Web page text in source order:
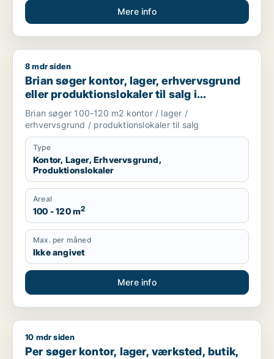
Mere info
Brian søger kontor, lager, erhvervsgrund eller
8 mdr siden
Brian søger kontor, lager, erhvervsgrund
eller produktionslokaler til salg i
København
Brian søger 100-120 m2 kontor / lager /
erhvervsgrund / produktionslokaler til salg
Type
Kontor, Lager, Erhvervsgrund,
Produktionslokaler
Areal
100 - 120 m2
Max. per måned
Ikke angivet
Mere info
Per søger kontor, lager, værksted, butik, klinik, restaurant
10 mdr siden
Per søger kontor, lager, værksted, butik,